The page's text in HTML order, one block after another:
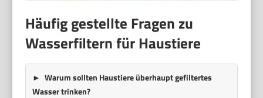
Häufig gestellte Fragen zu
Wasserfiltern für Haustiere
Warum sollten Haustiere überhaupt gefiltertes
Wasser trinken?